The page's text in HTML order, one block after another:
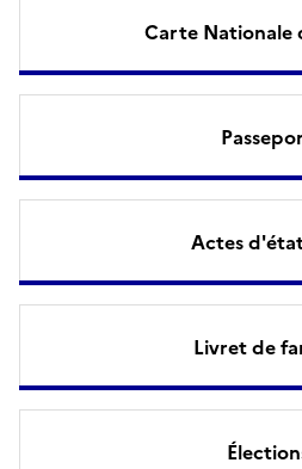
Carte
Actes
Livret de